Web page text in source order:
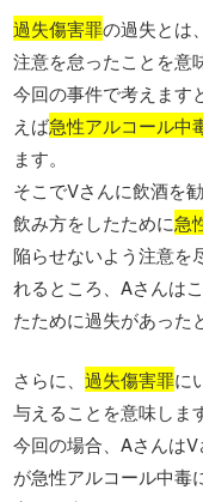
過失傷害罪の過失とは
注意を怠ったことを意
今回の事件で考えます
えば急性アルコール中
ます。
そこでVさんに飲酒を
飲み方をしたために急
陥らせないよう注意を
れるところ、Aさんは
たために過失があった
さらに、過失傷害罪に
与えることを意味しま
今回の場合、Aさんは
が急性アルコール中毒